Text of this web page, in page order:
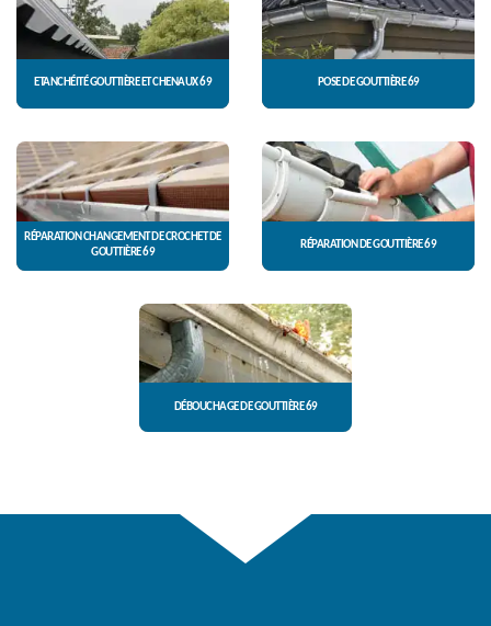
ETANCHÉITÉ GOUTTIÈRE ET CHENAUX 69 POSE DE GOUTTIÈRE 69
RÉPARATION CHANGEMENT DE CROCHET DE
GOUTTIÈRE 69
RÉPARATION DE GOUTTIÈRE 69
DÉBOUCHAGE DE GOUTTIÈRE 69